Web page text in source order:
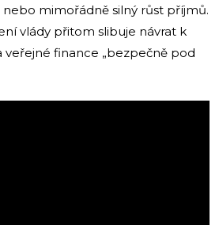
nebo mimořádně silný růst příjmů.
vlády přitom slibuje návrat k
veřejné finance „bezpečně pod